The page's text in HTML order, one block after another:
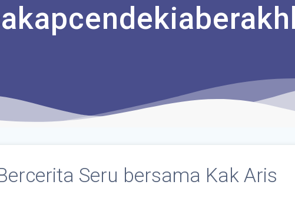
Seru bersama Kak Aris